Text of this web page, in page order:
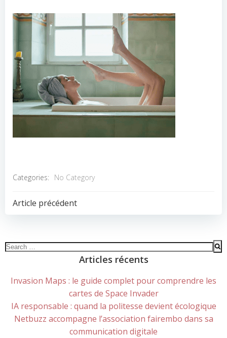
Categories: No Category
POST
Article précédent
Search
Articles récents
Invasion Maps : le guide complet pour comprendre les
cartes de Space Invader
IA responsable : quand la politesse devient écologique
Netbuzz accompagne l’association fairembo dans sa
communication digitale